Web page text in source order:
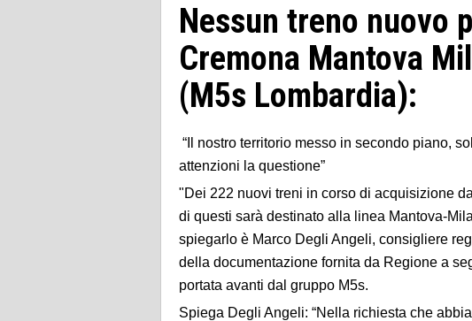
Nessun treno nuovo
Cremona Mantova
(M5s Lombardia):
“Il nostro territorio messo in secondo piano,
attenzioni la questione”
"Dei 222 nuovi treni in corso di acquisizione
di questi sarà destinato alla linea Mantova-
spiegarlo è Marco Degli Angeli, consigliere
della documentazione fornita da Regione a
portata avanti dal gruppo M5s.
Spiega Degli Angeli: “Nella richiesta che